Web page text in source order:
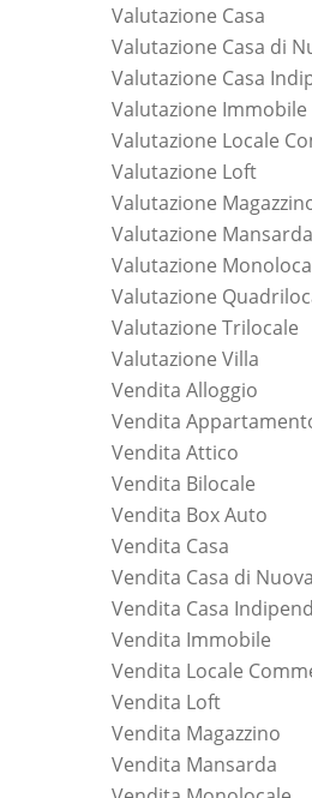
Valutazione Casa
Valutazione Casa di
Valutazione Casa
Valutazione Immobile
Valutazione Locale
Valutazione Loft
Valutazione
Valutazione Mansarda
Valutazione
Valutazione
Valutazione Trilocale
Valutazione Villa
Vendita Alloggio
Vendita
Vendita Attico
Vendita Bilocale
Vendita Box Auto
Vendita Casa
Vendita Casa di
Vendita Casa
Vendita Immobile
Vendita Locale
Vendita Loft
Vendita Magazzino
Vendita Mansarda